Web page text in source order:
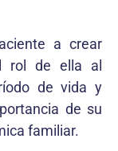
a crear
rol de ella al
de vida y
de su
familiar.